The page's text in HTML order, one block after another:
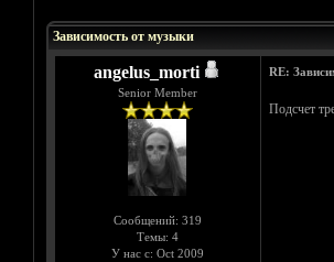
Зависимость от музыки
angelus_morti
Senior Member
Сообщений: 319
Темы: 4
У нас с: Oct 2009
RE:
Подсчет